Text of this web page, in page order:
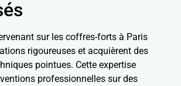
sur les coffres-forts à Paris
rigoureuses et acquièrent des
pointues. Cette expertise
professionnelles sur des